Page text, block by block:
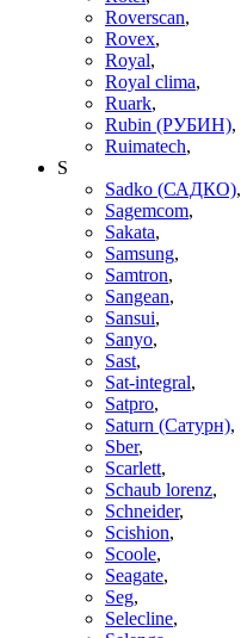
Roverscan,
Rovex,
Royal,
Royal clima,
Ruark,
Rubin (РУБИН),
Ruimatech,
S
Sadko (САДКО),
Sagemcom,
Sakata,
Samsung,
Samtron,
Sangean,
Sansui,
Sanyo,
Sast,
Sat-integral,
Satpro,
Saturn (Сатурн),
Sber,
Scarlett,
Schaub lorenz,
Schneider,
Scishion,
Scoole,
Seagate,
Seg,
Selecline,